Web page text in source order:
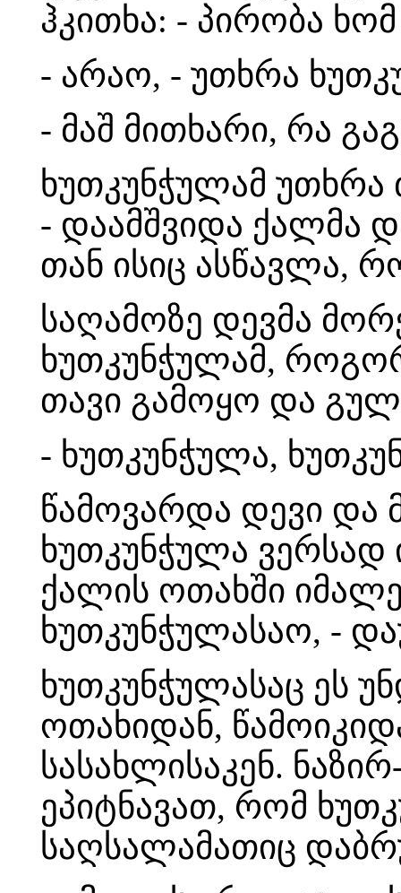
ჰკითხა: - პირობა
- არაო, - უთხრა
- მაშ მითხარი, რა
ხუთკუნჭულამ უთხრა
- დაამშვიდა ქალმა
თან ისიც ასწავლა,
საღამოზე დევმა
ხუთკუნჭულამ,
თავი გამოყო და
- ხუთკუნჭულა,
წამოვარდა დევი და
ხუთკუნჭულა ვერსად
ქალის ოთახში
ხუთკუნჭულასაო, -
ხუთკუნჭულასაც ეს
ოთახიდან,
სასახლისაკენ.
ეპიტნავათ, რომ
საღსალამათიც